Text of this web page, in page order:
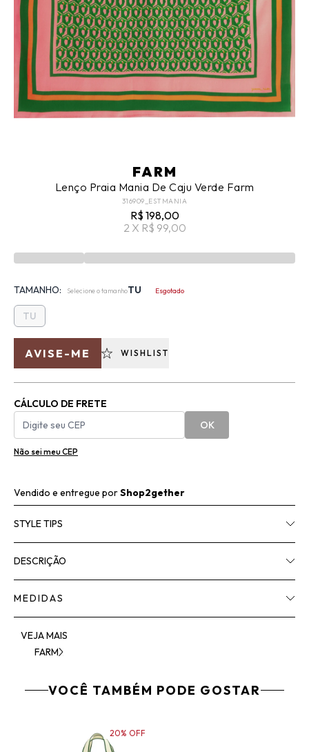
FARM
Lenço Praia Mania De Caju Verde Farm
316909_ESTMANIA
R$ 198,00
2 X R$ 99,00
TAMANHO: Selecione o tamanhoTU Esgotado
TU
AVISE-ME WISHLIST
CÁLCULO DE FRETE
OK
Não sei meu CEP
Vendido e entregue porShop2gether
STYLE TIPS
DESCRIÇÃO
MEDIDAS
VEJA MAIS
FARM
VOCÊ TAMBÉM PODE GOSTAR
20% OFF